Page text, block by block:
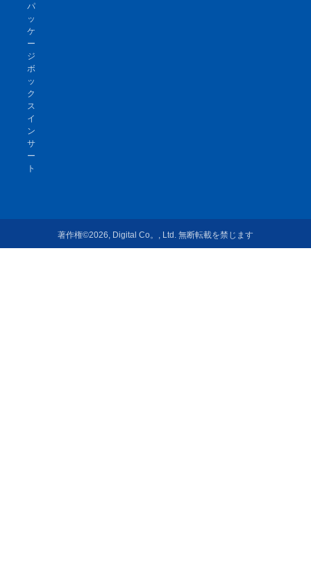
パ
ッ
ケ
ー
ジ
ボ
ッ
ク
ス
イ
ン
サ
ー
ト
著作権©2026, Digital Co。, Ltd. 無断転載を禁じます